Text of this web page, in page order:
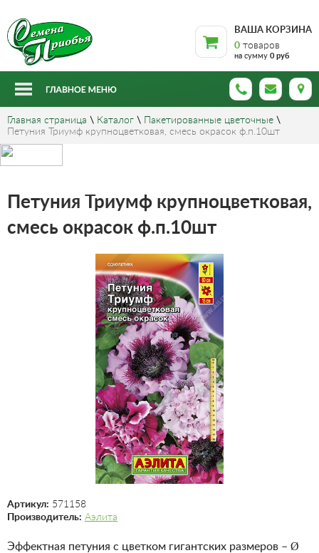
ВАША КОРЗИНА
0 товаров
на сумму 0 руб
Главная страница \ Каталог \ Пакетированные цветочные \
Петуния Триумф крупноцветковая, смесь окрасок ф.п.10шт
Петуния Триумф крупноцветковая,
смесь окрасок ф.п.10шт
Артикул: 571158
Производитель: Аэлита
Эффектная петуния с цветком гигантских размеров – Ø